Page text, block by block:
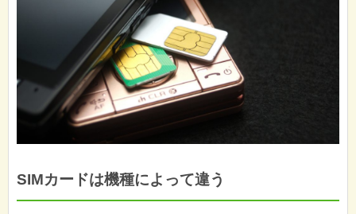
SIMカードは機種によって違う